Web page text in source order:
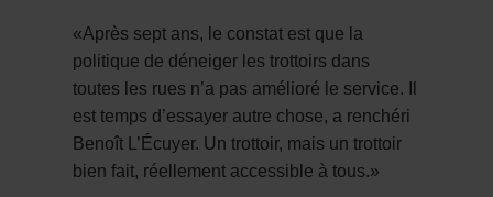
«Après sept ans, le constat est que la
politique de déneiger les trottoirs dans
toutes les rues n’a pas amélioré le service. Il
est temps d’essayer autre chose, a renchéri
Benoît L’Écuyer. Un trottoir, mais un trottoir
bien fait, réellement accessible à tous.»